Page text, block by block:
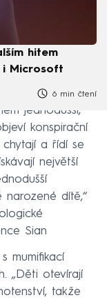
hitem
i Microsoft
6 min čtení
jednodušší,
konspirační
a řídí se
největší
dítě,“
Sian
mumifikací
„Děti otevírají
takže